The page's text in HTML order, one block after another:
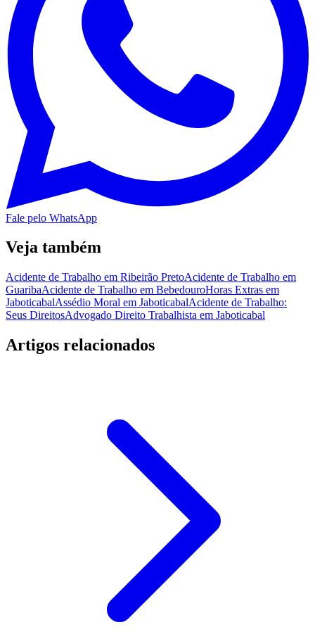
Fale pelo WhatsApp
Veja também
Acidente de Trabalho em Ribeirão PretoAcidente de Trabalho em
GuaribaAcidente de Trabalho em BebedouroHoras Extras em
JaboticabalAssédio Moral em JaboticabalAcidente de Trabalho:
Seus DireitosAdvogado Direito Trabalhista em Jaboticabal
Artigos relacionados